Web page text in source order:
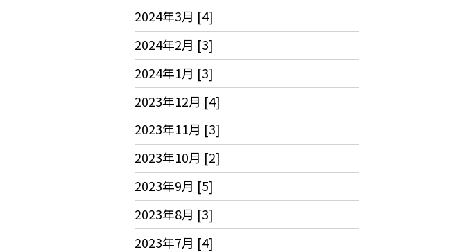
2024年3月 [4]
2024年2月 [3]
2024年1月 [3]
2023年12月 [4]
2023年11月 [3]
2023年10月 [2]
2023年9月 [5]
2023年8月 [3]
2023年7月 [4]